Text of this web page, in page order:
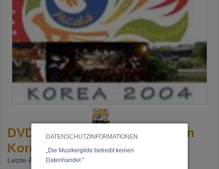
DATENSCHUTZINFORMATIONEN
„Die Musikergilde betreibt keinen
Datenhandel.”
DVD: Comin & Goin meets ... in
Korea 2004
Letzte Änderung: 13.07.2015